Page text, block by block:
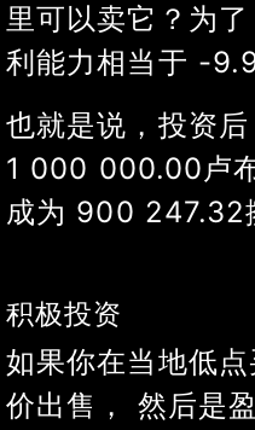
里可以卖它？ 为了
利能力相当于 -
也就是说，投资后
1 000 000.00卢
成为 893 652.10
积极投资
如果你在当地低
价出售， 然后是